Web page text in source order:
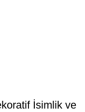
İsimlik ve